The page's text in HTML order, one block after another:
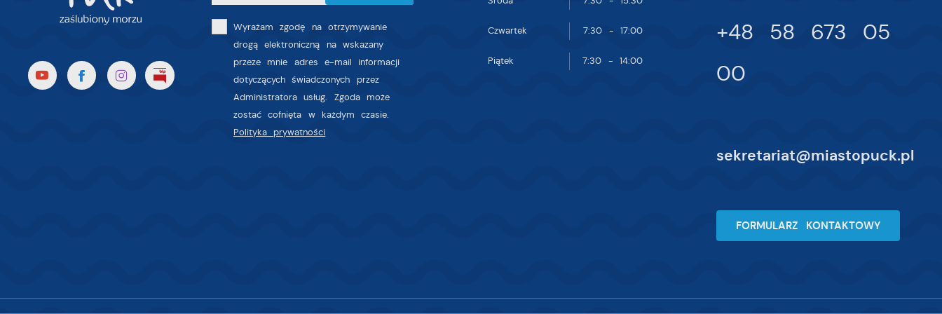
Wyrażam zgodę na otrzymywanie
drogą elektroniczną na wskazany
przeze mnie adres e-mail informacji
dotyczących świadczonych przez
Administratora usług. Zgoda może
zostać cofnięta w każdym czasie.
Polityka prywatności
Czwartek 7:30 - 17:00
Piątek 7:30 - 14:00
+48 58 673 05
00
sekretariat@miastopuck.pl
FORMULARZ KONTAKTOWY
Promocyjne pliki cookies służą do prezentowania Ci naszych komunikatów na
podstawie analizy Twoich upodobań oraz Twoich zwyczajów dotyczących
przeglądanej witryny internetowej. Treści promocyjne mogą pojawić się na
stronach podmiotów trzecich lub firm będących naszymi partnerami oraz
mediów społecznościowych.
Więcej